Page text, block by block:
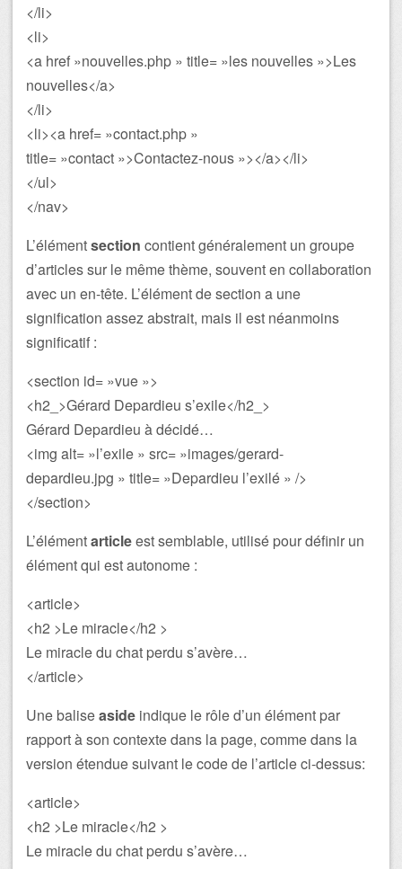
</li>
<li>
<a href »nouvelles.php » title= »les nouvelles »>Les
nouvelles</a>
</li>
<li><a href= »contact.php »
title= »contact »>Contactez-nous »></a></li>
</ul>
</nav>
L’élémentsection contient généralement un groupe
d’articles sur le même thème, souvent en collaboration
avec un en-tête. L’élément de section a une
signification assez abstrait, mais il est néanmoins
significatif :
<section id= »vue »>
<h2_>Gérard Depardieu s’exile</h2_>
Gérard Depardieu à décidé…
<img alt= »l’exile » src= »images/gerard-
depardieu.jpg » title= »Depardieu l’exilé » />
</section>
L’élémentarticleest semblable, utilisé pour définir un
élément qui est autonome :
<article>
<h2 >Le miracle</h2 >
Le miracle du chat perdu s’avère…
</article>
Une baliseaside indique le rôle d’un élément par
rapport à son contexte dans la page, comme dans la
version étendue suivant le code de l’article ci-dessus:
<article>
<h2 >Le miracle</h2 >
Le miracle du chat perdu s’avère…